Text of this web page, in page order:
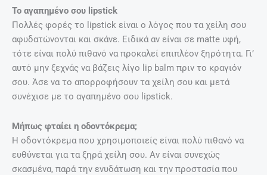
Το αγαπημένο σου lipstick
Πολλές φορές το lipstick είναι ο λόγος που τα χείλη σου
αφυδατώνονται και σκάνε. Ειδικά αν είναι σε matte υφή,
τότε είναι πολύ πιθανό να προκαλεί επιπλέον ξηρότητα. Γι’
αυτό μην ξεχνάς να βάζεις λίγο lip balm πριν το κραγιόν
σου. Άσε να το απορροφήσουν τα χείλη σου και μετά
συνέχισε με το αγαπημένο σου lipstick.
Μήπως φταίει η οδοντόκρεμα;
Η οδοντόκρεμα που χρησιμοποιείς είναι πολύ πιθανό να
ευθύνεται για τα ξηρά χείλη σου. Αν είναι συνεχώς
σκασμένα, παρά την ενυδάτωση και την προστασία που